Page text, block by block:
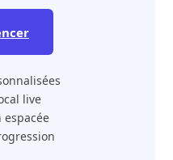
live
espacée